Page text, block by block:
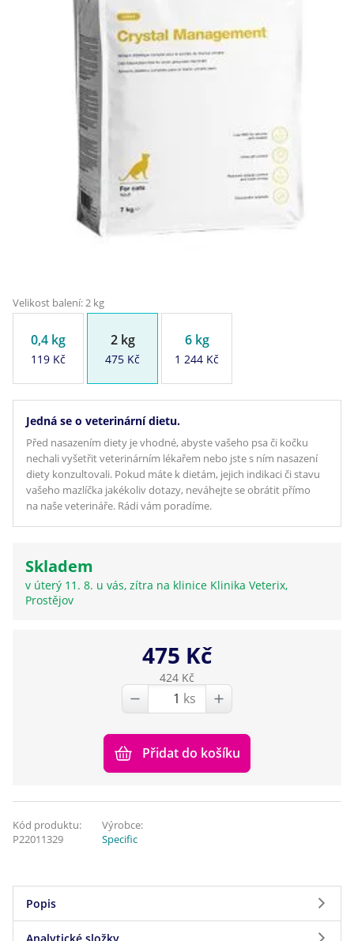
E-shop Veterix
777 319 517 (Po–Pá, 8–15h)
eshop@veterix.cz
Velikost balení: 2 kg
0,4 kg
119 Kč
2 kg
475 Kč
6 kg
1 244 Kč
Jedná se o veterinární dietu.
Před nasazením diety je vhodné, abyste vašeho psa či kočku
nechali vyšetřit veterinárním lékařem nebo jste s ním nasazení
diety konzultovali. Pokud máte k dietám, jejich indikaci či stavu
vašeho mazlíčka jakékoliv dotazy, neváhejte se obrátit přímo
na naše veterináře. Rádi vám poradíme.
Skladem
v úterý 11. 8. u vás, zítra na klinice Klinika Veterix,
Prostějov
475 Kč
424 Kč
ks
Přidat do košíku
Kód produktu:
P22011329
Výrobce:
Specific
Popis